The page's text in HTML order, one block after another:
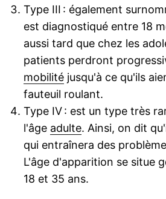
Type III : également
est diagnostiqué entre 18
aussi tard que chez les
patients perdront
mobilitéjusqu'à ce qu'ils
fauteuil roulant.
Type IV : est un type très
l'âge adulte. Ainsi, on dit
qui entraînera des
L'âge d'apparition se situe
18 et 35 ans.